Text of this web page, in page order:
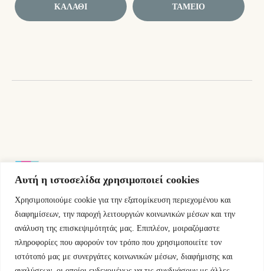
Αυτή η ιστοσελίδα χρησιμοποιεί cookies
Χρησιμοποιούμε cookie για την εξατομίκευση περιεχομένου και
διαφημίσεων, την παροχή λειτουργιών κοινωνικών μέσων και την
ανάλυση της επισκεψιμότητάς μας. Επιπλέον, μοιραζόμαστε
πληροφορίες που αφορούν τον τρόπο που χρησιμοποιείτε τον
ιστότοπό μας με συνεργάτες κοινωνικών μέσων, διαφήμισης και
ΚΑΛΆΘΙ ΤΑΜΕΊΟ
Εμμ.Μπενάκη 76 10681 Αθήνα Ελλάδα.
+30.2110084023
info@kyfantabooks.gr